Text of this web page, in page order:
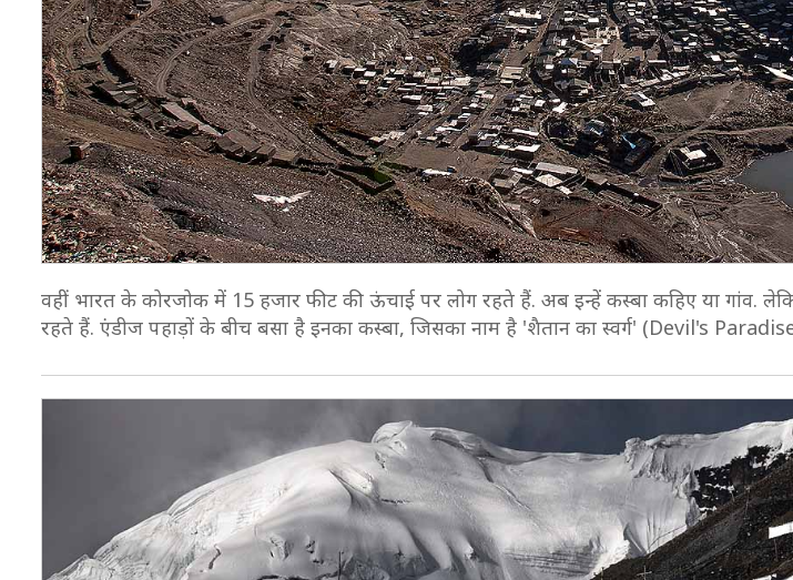
वहीं भारत के कोरजोक में 15 हजार फीट की ऊंचाई पर लोग रहते हैं. अब इन्हें कस्बा कहिए या गांव.
रहते हैं. एंडीज पहाड़ों के बीच बसा है इनका कस्बा, जिसका नाम है 'शैतान का स्वर्ग' (Devil's